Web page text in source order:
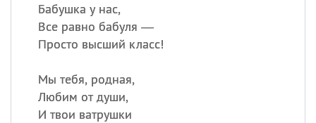
Бабушка у нас,
Все равно бабуля —
Просто высший класс!
Мы тебя, родная,
Любим от души,
И твои ватрушки